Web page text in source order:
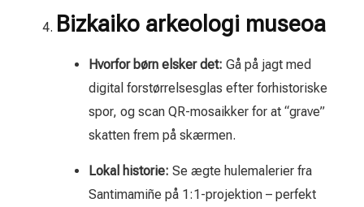
Bizkaiko arkeologi museoa
Hvorfor børn elsker det: Gå på jagt med
digital forstørrelsesglas efter forhistoriske
spor, og scan QR-mosaikker for at “grave”
skatten frem på skærmen.
Lokal historie: Se ægte hulemalerier fra
Santimamiñe på 1:1-projektion – perfekt